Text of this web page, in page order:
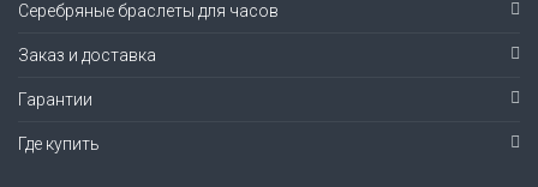
Серебряные браслеты для часов
Заказ и доставка
Гарантии
Где купить